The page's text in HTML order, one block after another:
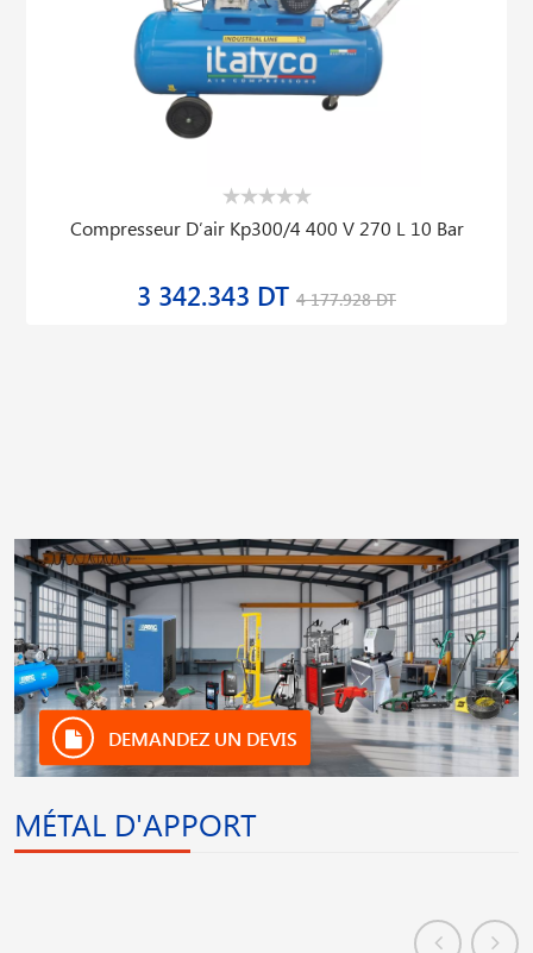
Compresseur D′air Kp300/4 400 V 270 L 10 Bar
3 342.343 DT 4 177.928 DT
DEMANDEZ UN DEVIS
MÉTAL D'APPORT